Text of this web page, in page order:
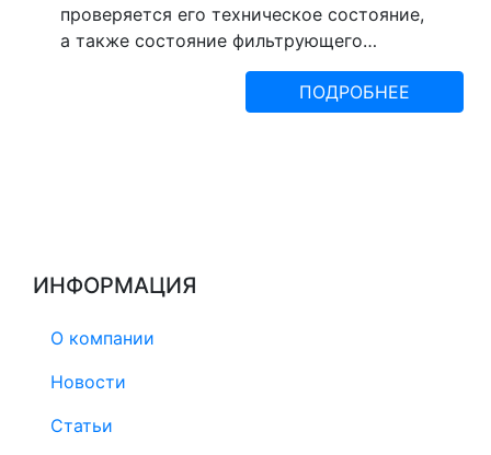
проверяется его техническое состояние,
а также состояние фильтрующего…
ПОДРОБНЕЕ
ИНФОРМАЦИЯ
О компании
Новости
Статьи